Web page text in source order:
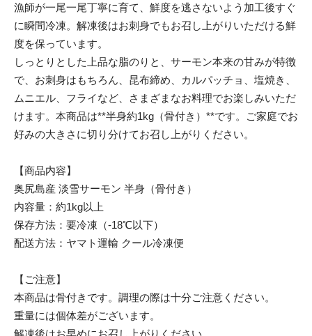
漁師が一尾一尾丁寧に育て、鮮度を逃さないよう加工後すぐ
に瞬間冷凍。解凍後はお刺身でもお召し上がりいただける鮮
度を保っています。
しっとりとした上品な脂のりと、サーモン本来の甘みが特徴
で、お刺身はもちろん、昆布締め、カルパッチョ、塩焼き、
ムニエル、フライなど、さまざまなお料理でお楽しみいただ
けます。本商品は**半身約1kg（骨付き）**です。ご家庭でお
好みの大きさに切り分けてお召し上がりください。
【商品内容】
奥尻島産 淡雪サーモン 半身（骨付き）
内容量：約1kg以上
保存方法：要冷凍（-18℃以下）
配送方法：ヤマト運輸 クール冷凍便
【ご注意】
本商品は骨付きです。調理の際は十分ご注意ください。
重量には個体差がございます。
解凍後はお早めにお召し上がりください。